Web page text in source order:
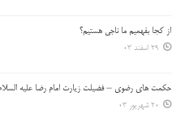
از كجا بفهميم ما ناجی هستیم؟
29 اسفند 03
حکمت های رضوی – فضیلت زیارت امام رضا علیه
20 شهریور 03